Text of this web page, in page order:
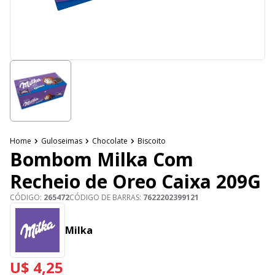
Home Guloseimas Chocolate Biscoito
Bombom Milka Com
Recheio de Oreo Caixa 209G
CÓDIGO: 265472CÓDIGO DE BARRAS: 7622202399121
Milka
U$ 4,25